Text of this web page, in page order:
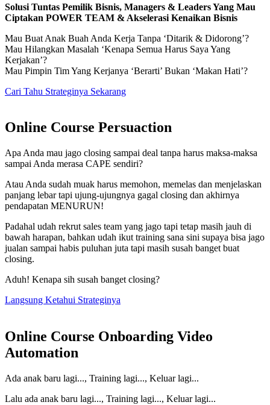
Solusi Tuntas Pemilik Bisnis, Managers & Leaders Yang Mau
Ciptakan POWER TEAM & Akselerasi Kenaikan Bisnis
Mau Buat Anak Buah Anda Kerja Tanpa ‘Ditarik & Didorong’?
Mau Hilangkan Masalah ‘Kenapa Semua Harus Saya Yang
Kerjakan’?
Mau Pimpin Tim Yang Kerjanya ‘Berarti’ Bukan ‘Makan Hati’?
Cari Tahu Strateginya Sekarang
Online Course Persuaction
Apa Anda mau jago closing sampai deal tanpa harus maksa-maksa
sampai Anda merasa CAPE sendiri?
Atau Anda sudah muak harus memohon, memelas dan menjelaskan
panjang lebar tapi ujung-ujungnya gagal closing dan akhirnya
pendapatan MENURUN!
Padahal udah rekrut sales team yang jago tapi tetap masih jauh di
bawah harapan, bahkan udah ikut training sana sini supaya bisa jago
jualan sampai habis puluhan juta tapi masih susah banget buat
closing.
Aduh! Kenapa sih susah banget closing?
Langsung Ketahui Strateginya
Online Course Onboarding Video
Automation
Ada anak baru lagi..., Training lagi..., Keluar lagi...
Lalu ada anak baru lagi..., Training lagi..., Keluar lagi...